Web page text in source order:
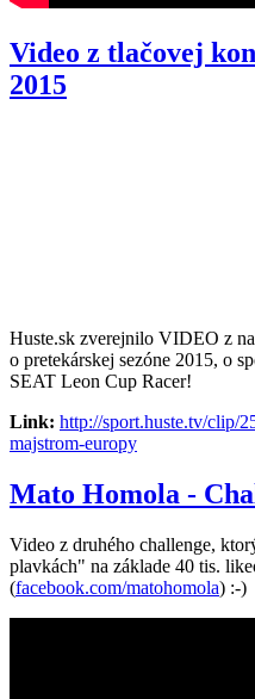
Video z tlačovej
2015
Huste.sk zverejnilo VIDEO z
o pretekárskej sezóne 2015, o
‪SEAT‬ Leon Cup Racer!
Link: http://sport.huste.tv/clip/
majstrom-europy
Mato Homola -
Video z druhého challenge,
plavkách" na základe 40 tis.
(facebook.com/matohomola) :-)